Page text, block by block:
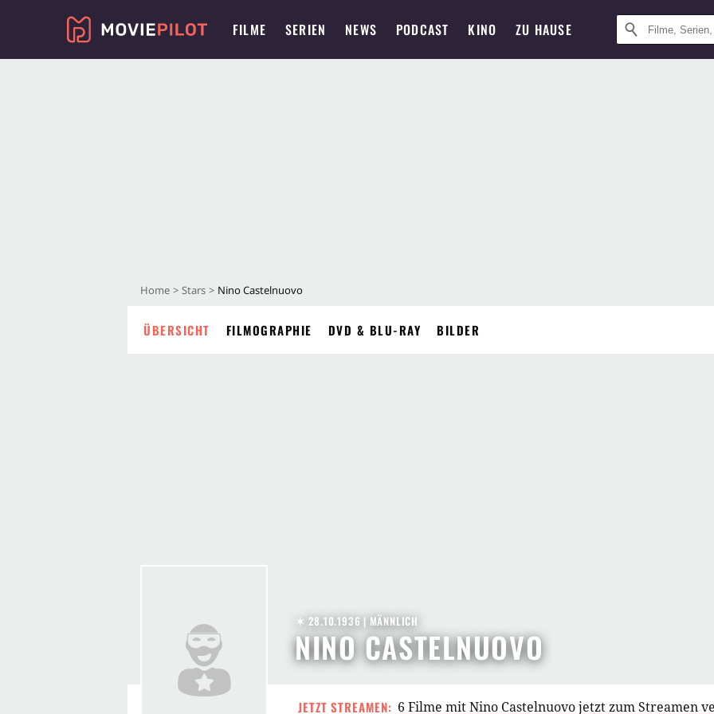
FILME SERIEN NEWS PODCAST KINO ZU HAUSE
Home Stars Nino Castelnuovo
ÜBERSICHT FILMOGRAPHIE DVD & BLU-RAY BILDER
NINO CASTELNUOVO
✶ 28.10.1936 | MÄNNLICH
JETZT STREAMEN: 6 Filme mit Nino Castelnuovo jetzt zum Streamen